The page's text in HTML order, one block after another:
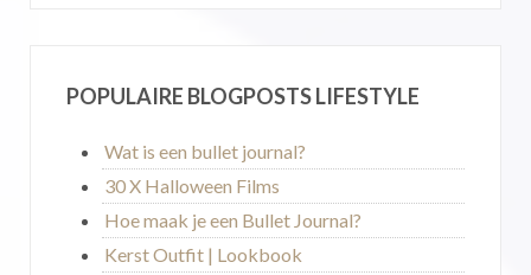
POPULAIRE BLOGPOSTS LIFESTYLE
Wat is een bullet journal?
30 X Halloween Films
Hoe maak je een Bullet Journal?
Kerst Outfit | Lookbook